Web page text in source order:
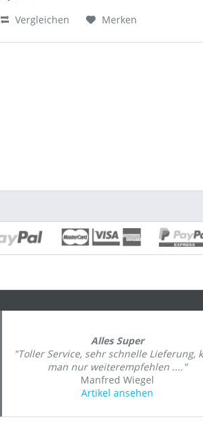
Vergleichen Merken
Alles Super
"Toller Service, sehr schnelle Lieferung,
man nur weiterempfehlen ...."
Manfred Wiegel
Artikel ansehen